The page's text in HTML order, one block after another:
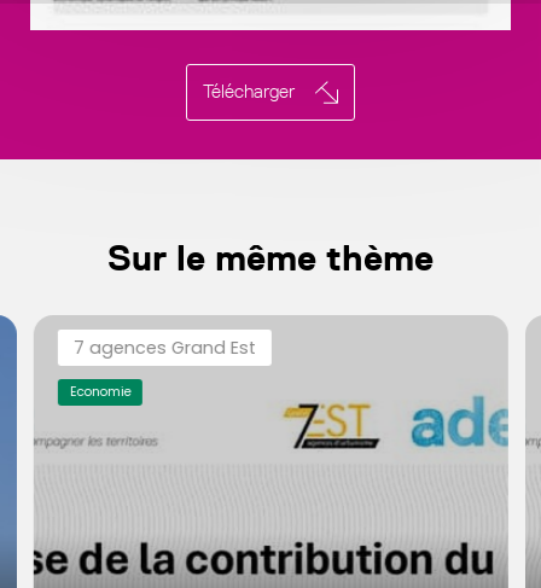
Télécharger
Sur le même thème
7 agences Grand Est
Economie